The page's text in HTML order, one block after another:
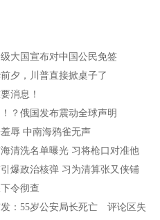
大国宣布对中国公民免签
夕，川普直接掀桌子了
消息！
？俄国发布震动全球声明
辱 中南海鸦雀无声
清洗名单曝光 习将枪口对准他
爆政治核弹 习为清算张又侠铺
令彻查
：55岁公安局长死亡 评论区失